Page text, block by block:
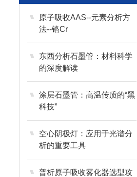
原子吸收AAS--元素分析方
法--铬Cr
东西分析石墨管：材料科学
的深度解读
涂层石墨管：高温传质的“黑
科技”
空心阴极灯：应用于光谱分
析的重要工具
普析原子吸收雾化器选型攻